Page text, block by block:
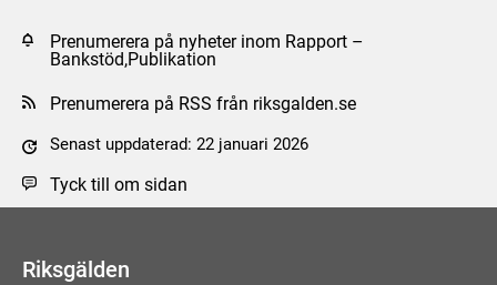
Prenumerera på nyheter inom Rapport –
Bankstöd,Publikation
Prenumerera på RSS från riksgalden.se
Senast uppdaterad: 22 januari 2026
Tyck till om sidan
Riksgälden